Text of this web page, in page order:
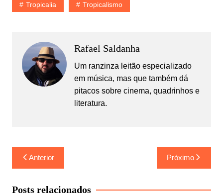
Tropicalia Tropicalismo
Rafael Saldanha
Um ranzinza leitão especializado
em música, mas que também dá
pitacos sobre cinema, quadrinhos e
literatura.
Navegação
de
Post
Anterior Próximo
Posts relacionados